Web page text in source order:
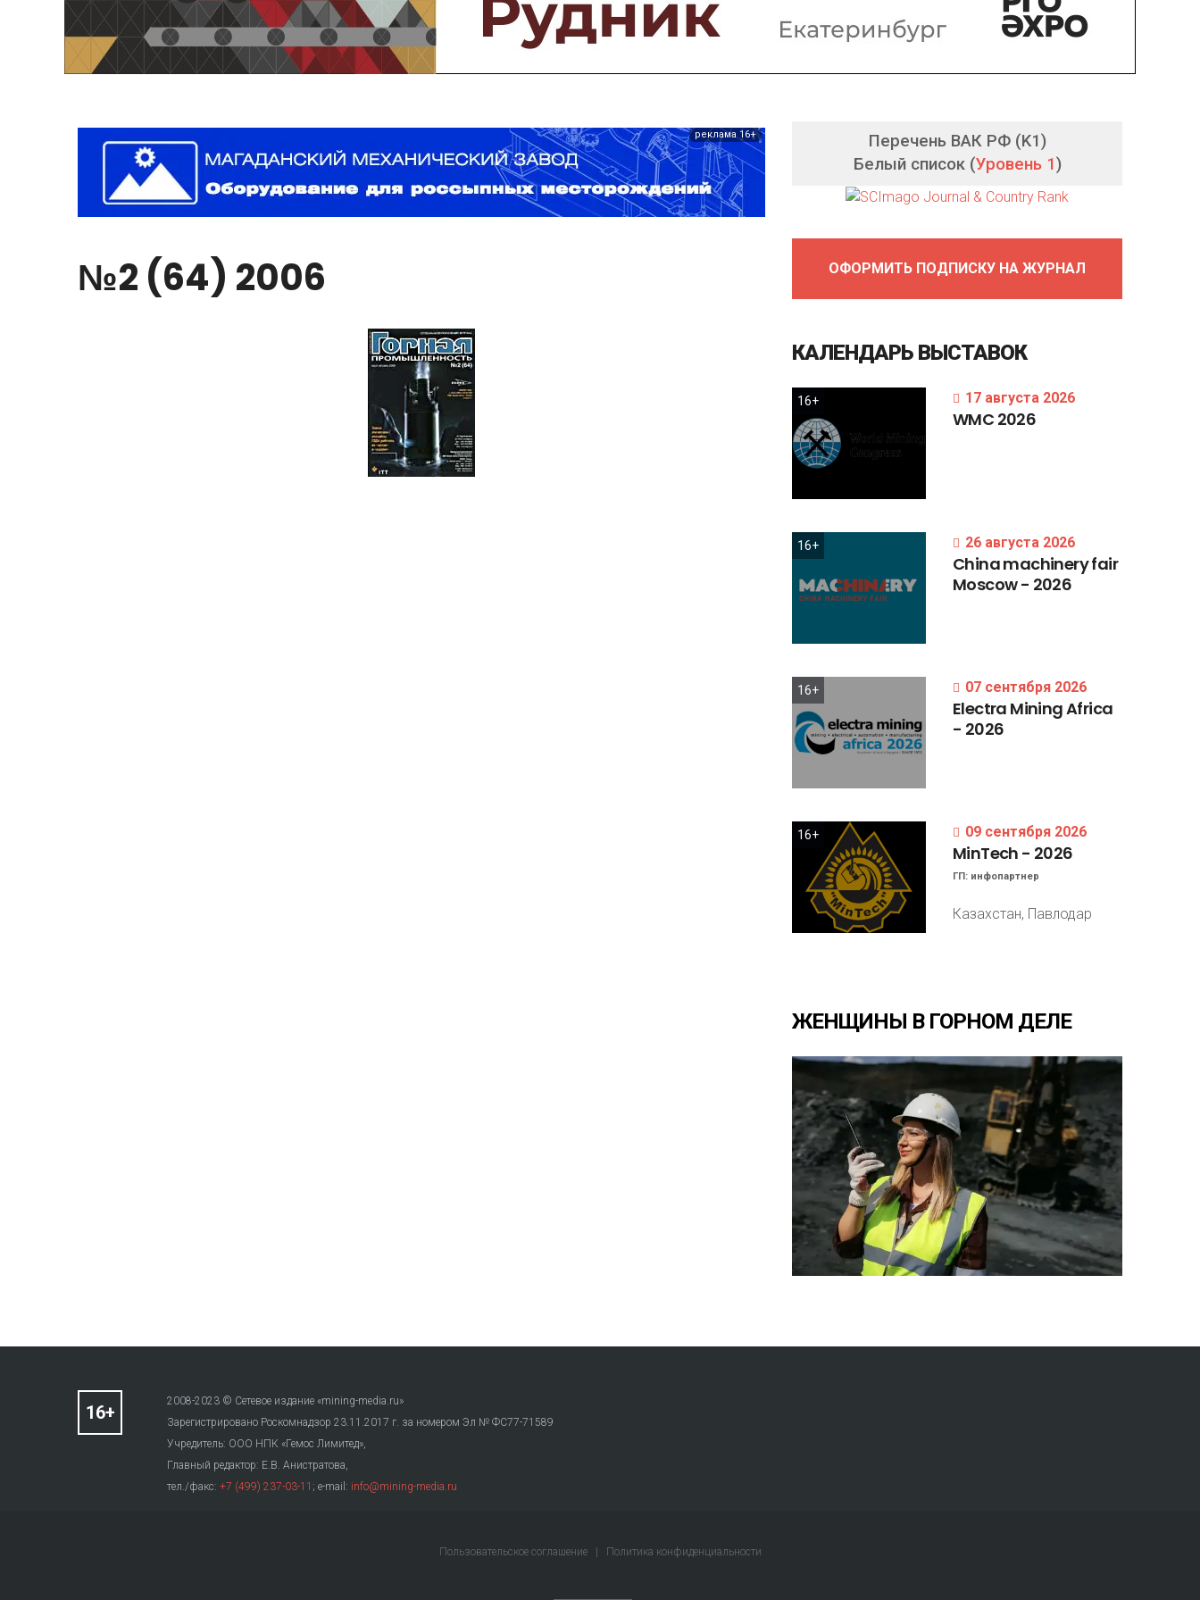
Предприятия и компании
Интервью
Выставки, Конференции
реклама 16+
№2 (64) 2006
Перечень ВАК РФ (K1)
Белый список (Уровень 1)
ОФОРМИТЬ ПОДПИСКУ НА ЖУРНАЛ
КАЛЕНДАРЬ ВЫСТАВОК
16+ 17 августа 2026
WMC 2026
16+ 26 августа 2026
Chinamachineryfair
Moscow- 2026
16+ 07 сентября 2026
Electra MiningAfrica
- 2026
16+ 09 сентября 2026
MinTech - 2026
ГП: инфопартнер
Казахстан, Павлодар
ЖЕНЩИНЫ В ГОРНОМ ДЕЛЕ
2008-2023 © Сетевое издание «mining-media.ru»
Зарегистрировано Роскомнадзор 23.11.2017 г. за номером Эл № ФС77-71589
Учредитель: ООО НПК «Гемос Лимитед»,
Главный редактор: Е.В. Анистратова,
тел./факс: +7 (499) 237-03-11 ; e-mail: info@mining-media.ru
Пользовательское соглашение Политика конфиденциальности